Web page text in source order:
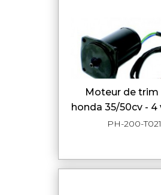
moteur de trim pour
honda 35/50cv - 4
PH-200-T021